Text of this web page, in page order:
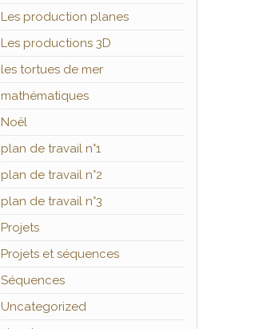
Les production planes
Les productions 3D
les tortues de mer
mathématiques
Noël
plan de travail n°1
plan de travail n°2
plan de travail n°3
Projets
Projets et séquences
Séquences
Uncategorized